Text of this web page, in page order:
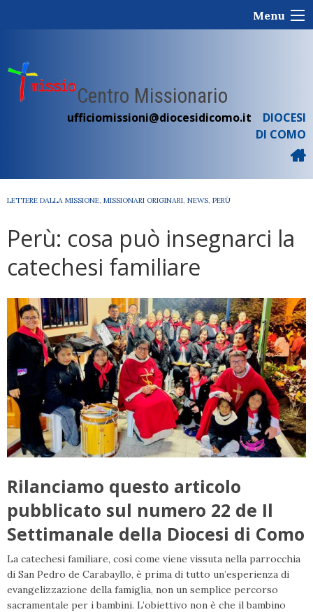
Menu
Centro Missionario
ufficiomissioni@diocesidicomo.it
DIOCESI
DI COMO
LETTERE DALLA MISSIONE, MISSIONARI ORIGINARI, NEWS, PERÙ
Perù: cosa può insegnarci la
catechesi familiare
Rilanciamo questo articolo
pubblicato sul numero 22 de Il
Settimanale della Diocesi di Como
La catechesi familiare, così come viene vissuta nella parrocchia
di San Pedro de Carabayllo, è prima di tutto un’esperienza di
evangelizzazione della famiglia, non un semplice percorso
sacramentale per i bambini. L’obiettivo non è che il bambino